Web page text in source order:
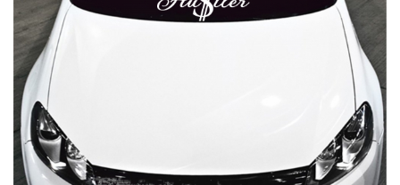
FORD
HONDA
HYUNDAI
KIA
MAZDA
MERCEDES
OPEL
PEUGEOT